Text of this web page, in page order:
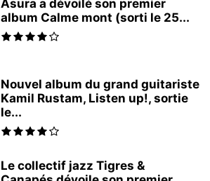
Asura a dévoilé son premier
album Calme mont (sorti le 25...
Nouvel album du grand guitariste
Kamil Rustam, Listen up!, sortie
le...
Le collectif jazz Tigres &